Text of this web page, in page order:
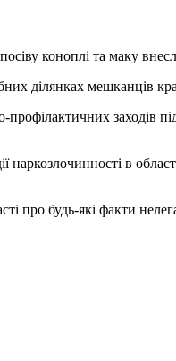
коноплі та маку
ділянках мешканців
заходів
наркозлочинності в
про будь-які факти